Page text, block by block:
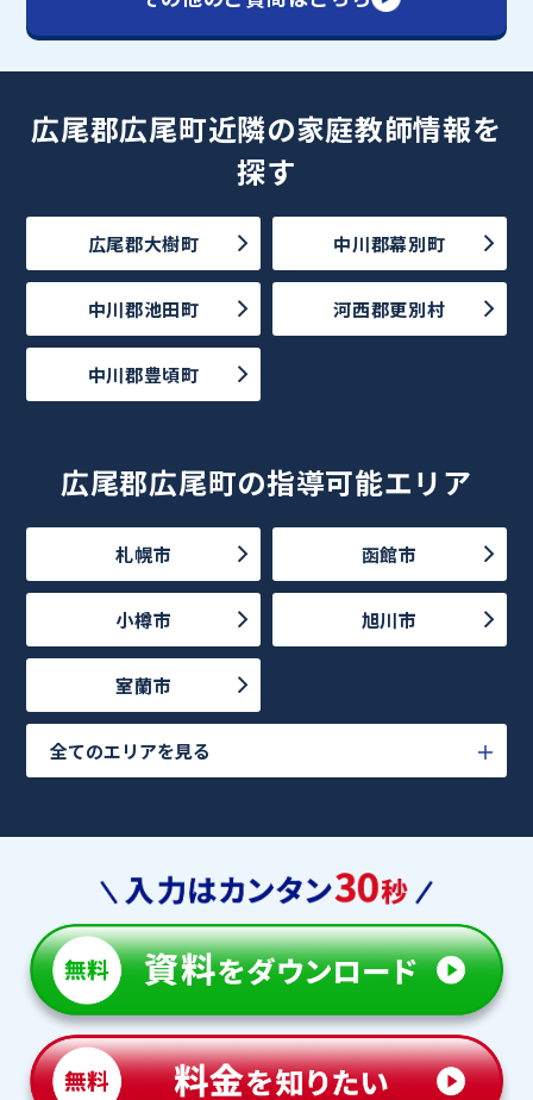
広尾郡広尾町近隣の家庭教師情報を
探す
広尾郡大樹町 中川郡幕別町
中川郡池田町 河西郡更別村
中川郡豊頃町
広尾郡広尾町の指導可能エリア
札幌市 函館市
小樽市 旭川市
室蘭市
全てのエリアを見る